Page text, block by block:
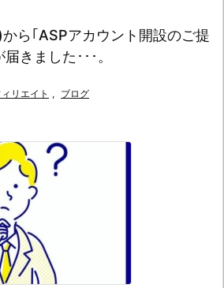
ら｢ASPアカウント開設のご提
きました･･･。
リエイト , ブログ